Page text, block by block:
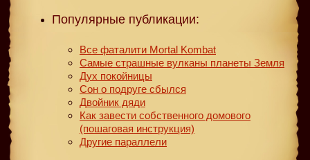
Популярные публикации:
Все фаталити Mortal Kombat
Самые страшные вулканы планеты Земля
Дух покойницы
Сон о подруге сбылся
Двойник дяди
Как завести собственного домового
(пошаговая инструкция)
Другие параллели